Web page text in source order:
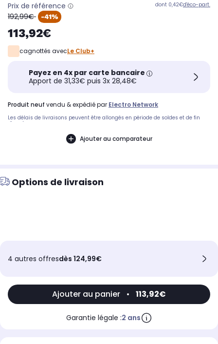
Prix de référence
oldPrice
192,99€ -41%
113,92€
dont 0,42€d'éco-part.
cagnottés avecLe Club+
Payez en 4x par carte bancaire
Apport de 31,33€ puis 3x 28,48€
produit neuf vendu & expédié par Electro Network
Les délais de livraisons peuvent être allongés en période de soldes et de fin
d'année.
Ajouter au comparateur
Options de livraison
4 autres offresdès 124,99€
Ajouter au panier • 113,92€
Garantie légale :2 ans